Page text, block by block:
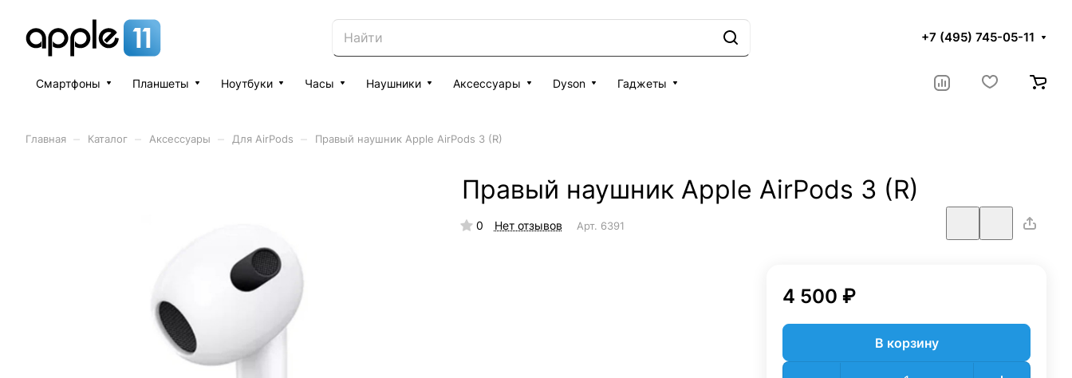
+7 (495) 745-05-11
Смартфоны Планшеты Ноутбуки Часы Наушники Аксессуары Dyson Гаджеты
Главная Каталог Аксессуары Для AirPods Правый наушник Apple AirPods 3 (R)
Правый наушник Apple AirPods 3 (R)
0 Нет отзывов Арт. 6391
4 500 ₽
В корзину